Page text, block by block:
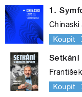
1.
Chinaski
Koupit
Setkání
Koupit